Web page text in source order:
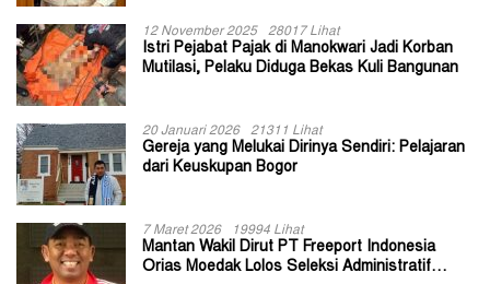
12 November 2025 28017 Lihat
Istri Pejabat Pajak di Manokwari Jadi Korban
Mutilasi, Pelaku Diduga Bekas Kuli Bangunan
20 Januari 2026 21311 Lihat
Gereja yang Melukai Dirinya Sendiri: Pelajaran
dari Keuskupan Bogor
7 Maret 2026 19994 Lihat
Mantan Wakil Dirut PT Freeport Indonesia
Orias Moedak Lolos Seleksi Administratif